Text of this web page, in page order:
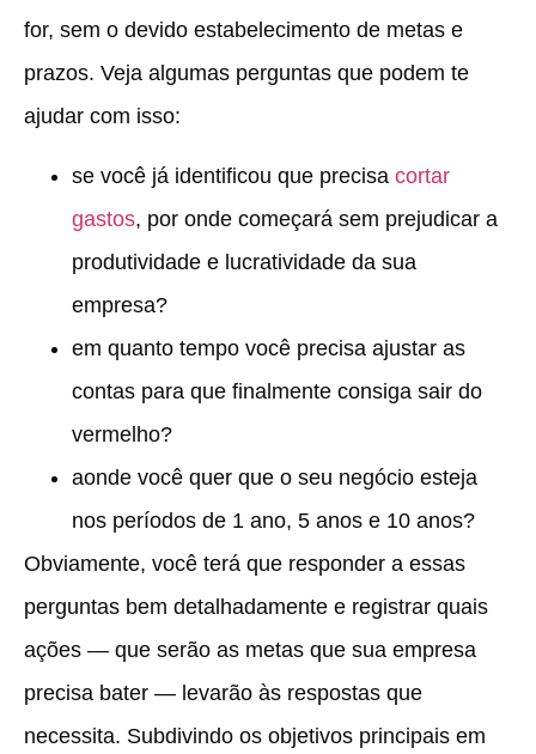
for, sem o devido estabelecimento de metas e
prazos. Veja algumas perguntas que podem te
ajudar com isso:
se você já identificou que precisa cortar
gastos, por onde começará sem prejudicar a
produtividade e lucratividade da sua
empresa?
em quanto tempo você precisa ajustar as
contas para que finalmente consiga sair do
vermelho?
aonde você quer que o seu negócio esteja
nos períodos de 1 ano, 5 anos e 10 anos?
Obviamente, você terá que responder a essas
perguntas bem detalhadamente e registrar quais
ações — que serão as metas que sua empresa
precisa bater — levarão às respostas que
necessita. Subdivindo os objetivos principais em